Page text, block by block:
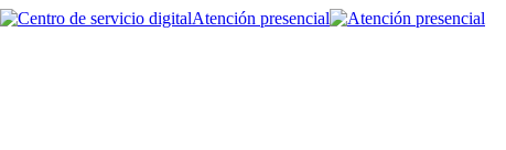
Atención presencial